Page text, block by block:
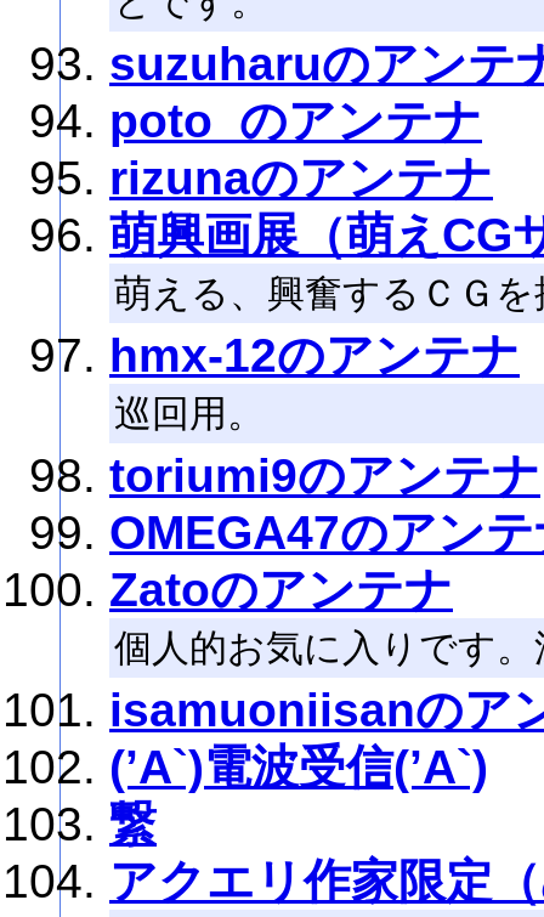
suzuharuのアンテ
poto_のアンテナ
rizunaのアンテナ
萌興画展（萌えCG
萌える、興奮するＣＧ
hmx-12のアンテナ
巡回用。
toriumi9のアンテナ
OMEGA47のアン
Zatoのアンテナ
個人的お気に入りです
isamuoniisanのア
(’A`)電波受信(’A`)
繋
アクエリ作家限定